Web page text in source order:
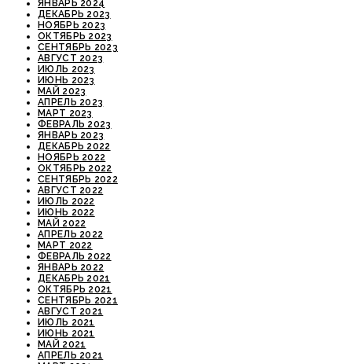
ЯНВАРЬ 2024
ДЕКАБРЬ 2023
НОЯБРЬ 2023
ОКТЯБРЬ 2023
СЕНТЯБРЬ 2023
АВГУСТ 2023
ИЮЛЬ 2023
ИЮНЬ 2023
МАЙ 2023
АПРЕЛЬ 2023
МАРТ 2023
ФЕВРАЛЬ 2023
ЯНВАРЬ 2023
ДЕКАБРЬ 2022
НОЯБРЬ 2022
ОКТЯБРЬ 2022
СЕНТЯБРЬ 2022
АВГУСТ 2022
ИЮЛЬ 2022
ИЮНЬ 2022
МАЙ 2022
АПРЕЛЬ 2022
МАРТ 2022
ФЕВРАЛЬ 2022
ЯНВАРЬ 2022
ДЕКАБРЬ 2021
ОКТЯБРЬ 2021
СЕНТЯБРЬ 2021
АВГУСТ 2021
ИЮЛЬ 2021
ИЮНЬ 2021
МАЙ 2021
АПРЕЛЬ 2021